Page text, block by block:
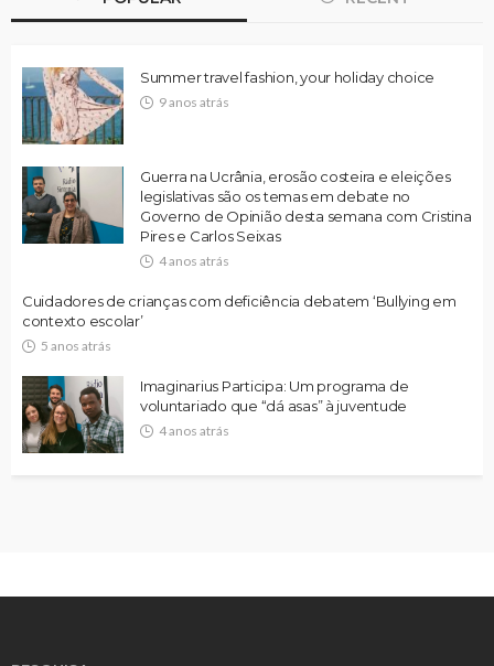
Summer travel fashion, your holiday choice
9 anos atrás
Guerra na Ucrânia, erosão costeira e eleições
legislativas são os temas em debate no
Governo de Opinião desta semana com Cristina
Pires e Carlos Seixas
4 anos atrás
Cuidadores de crianças com deficiência debatem ‘Bullying em
contexto escolar’
5 anos atrás
Imaginarius Participa: Um programa de
voluntariado que “dá asas” à juventude
4 anos atrás